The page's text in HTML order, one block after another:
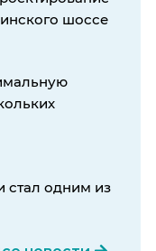
шоссе
стал одним из